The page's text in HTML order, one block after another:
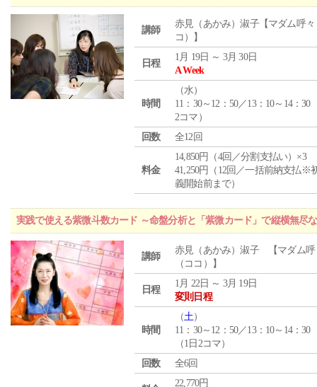
講師
赤見（あかみ）淑子【マダム呼々
コ）】
日程
1月 19日 ～ 3月 30日
A Week
時間
（水）
11：30～12：50／13：10～14：30
2コマ）
回数
全12回
料金
14,850円（4回／分割支払い）×3
41,250円（12回／一括前納支払※
義開始前まで）
実践で使える紫微斗数カード ～命盤分析と「紫微カード」で縦横無尽
講師
赤見（あかみ）淑子 【マダム呼
（ココ）】
日程
1月 22日 ～ 3月 19日
変則日程
時間
（土）
11：30～12：50／13：10～14：30
（1日2コマ）
回数
全6回
22,770円